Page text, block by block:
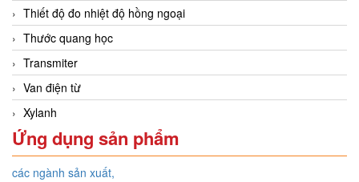
Thiết độ đo nhiệt độ hồng ngoại
Thước quang học
Transmiter
Van điện từ
Xylanh
Ứng dụng sản phẩm
các ngành sản xuất,